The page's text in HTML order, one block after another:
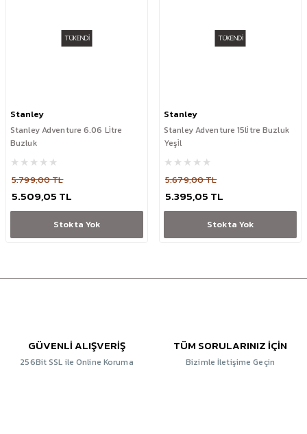
TÜKENDİ
Stanley
Stanley Adventure 6.06 Li̇tre
Buzluk
5.799,00 TL
5.509,05 TL
Stokta Yok
TÜKENDİ
Stanley
Stanley Adventure 15li̇tre Buzluk
Yeşi̇l
5.679,00 TL
5.395,05 TL
Stokta Yok
GÜVENLİ ALIŞVERİŞ
256Bit SSL ile Online Koruma
TÜM SORULARINIZ İÇİN
Bizimle İletişime Geçin